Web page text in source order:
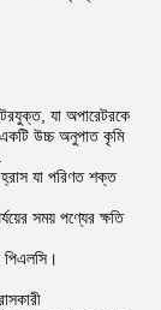
যা অপারেটরকে
উচ্চ অনুপাত কৃমি
হ্রাস যা পরিণত শক্ত
সময় পণ্যের ক্ষতি
পিএলসি।